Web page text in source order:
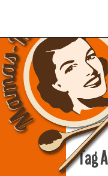
Tag